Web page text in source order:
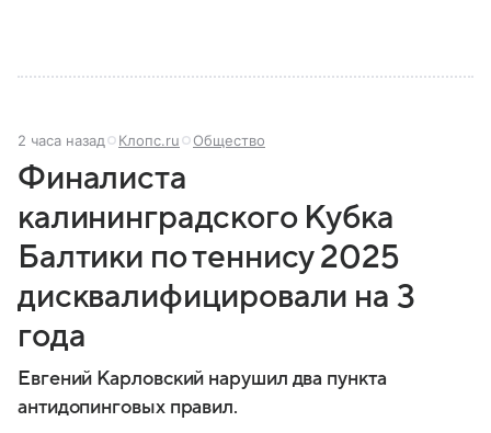
2 часа назад Клопс.ru Общество
Финалиста
калининградского Кубка
Балтики по теннису 2025
дисквалифицировали на 3
года
Евгений Карловский нарушил два пункта
антидопинговых правил.